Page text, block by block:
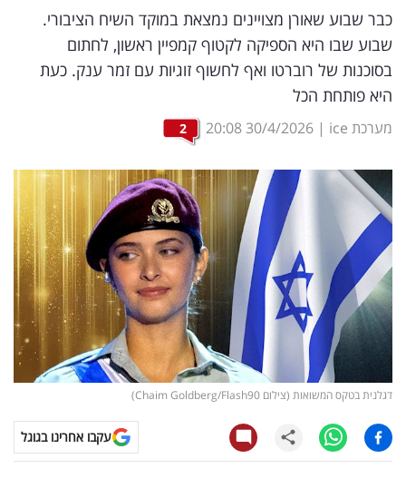
וטק
שיווק
ופרסום
משפט
מדדים
ומחקרים
דעות
רכילות
עסקית
קריפטו
ויראלי
טלוויזיה
כבר שבוע שאורן מצויינים נמצאת במוקד השיח הציבורי.
שבוע שבו היא הספיקה לקטוף קמפיין ראשון, לחתום
בסוכנות של רוברטו ואף לחשוף זוגיות עם זמר ענק. כעת
היא פותחת הכל
מערכת ice |
30/4/2026
20:08
2
דגלנית בטקס המשואות (צילום Chaim Goldberg/Flash90)
עקבו אחרינו בגוגל